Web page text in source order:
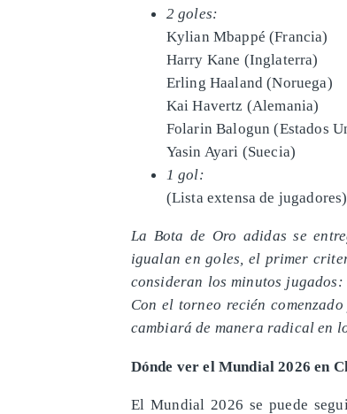
2 goles:
Kylian Mbappé (Francia)
Harry Kane (Inglaterra)
Erling Haaland (Noruega)
Kai Havertz (Alemania)
Folarin Balogun (Estados
Yasin Ayari (Suecia)
1 gol:
(Lista extensa de jugadores)
La Bota de Oro adidas se
igualan en goles, el primer
consideran los minutos
Con el torneo recién
cambiará de manera radical en
Dónde ver el Mundial 2026 en
El Mundial 2026 se puede